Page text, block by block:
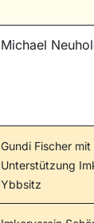
Michael
Gundi Fischer mit
Unterstützung
Ybbsitz